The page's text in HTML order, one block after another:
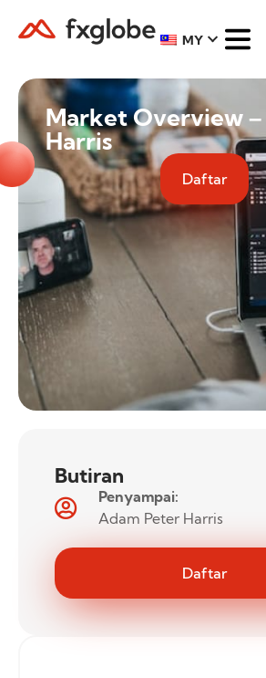
MY
Market Overview
Harris
Daftar
Butiran
Penyampai:
Adam Peter Harris
Daftar